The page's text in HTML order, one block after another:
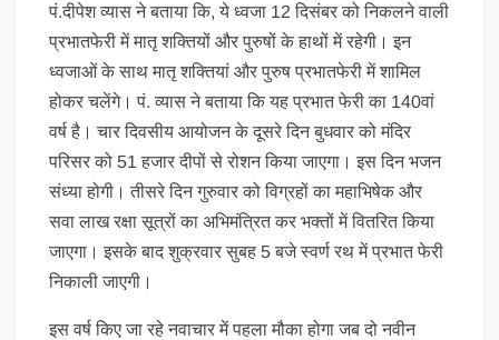
पं.दीपेश व्यास ने बताया कि, ये ध्वजा 12 दिसंबर को निकलने वाली
प्रभातफेरी में मातृ शक्तियों और पुरुषों के हाथों में रहेगी। इन
ध्वजाओं के साथ मातृ शक्तियां और पुरुष प्रभातफेरी में शामिल
होकर चलेंगे। पं. व्यास ने बताया कि यह प्रभात फेरी का 140वां
वर्ष है। चार दिवसीय आयोजन के दूसरे दिन बुधवार को मंदिर
परिसर को 51 हजार दीपों से रोशन किया जाएगा। इस दिन भजन
संध्या होगी। तीसरे दिन गुरुवार को विग्रहों का महाभिषेक और
सवा लाख रक्षा सूत्रों का अभिमंत्रित कर भक्तों में वितरित किया
जाएगा। इसके बाद शुक्रवार सुबह 5 बजे स्वर्ण रथ में प्रभात फेरी
निकाली जाएगी।
इस वर्ष किए जा रहे नवाचार में पहला मौका होगा जब दो नवीन